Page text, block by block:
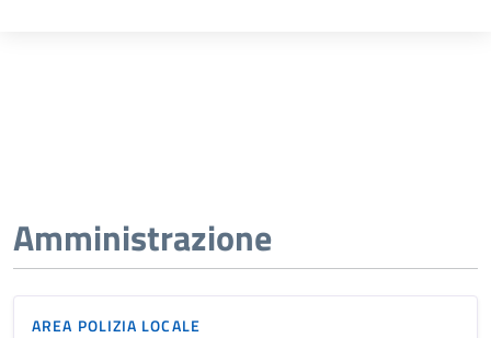
Amministrazione
AREA POLIZIA LOCALE